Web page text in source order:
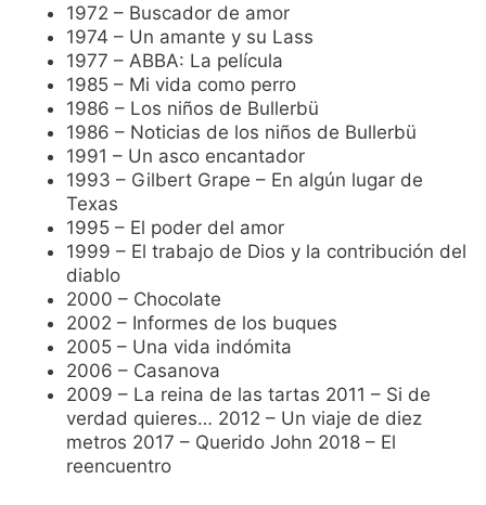
1972 – Buscador de amor
1974 – Un amante y su Lass
1977 – ABBA: La película
1985 – Mi vida como perro
1986 – Los niños de Bullerbü
1986 – Noticias de los niños de Bullerbü
1991 – Un asco encantador
1993 – Gilbert Grape – En algún lugar de
Texas
1995 – El poder del amor
1999 – El trabajo de Dios y la contribución del
diablo
2000 – Chocolate
2002 – Informes de los buques
2005 – Una vida indómita
2006 – Casanova
2009 – La reina de las tartas 2011 – Si de
verdad quieres… 2012 – Un viaje de diez
metros 2017 – Querido John 2018 – El
reencuentro